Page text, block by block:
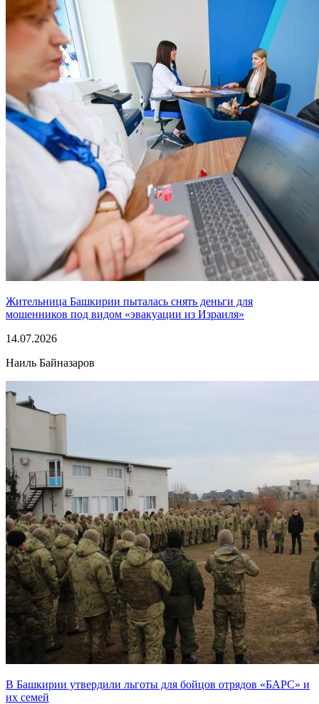
Жительница Башкирии пыталась снять деньги для
мошенников под видом «эвакуации из Израиля»
14.07.2026
Наиль Байназаров
В Башкирии утвердили льготы для бойцов отрядов «БАРС» и
их семей